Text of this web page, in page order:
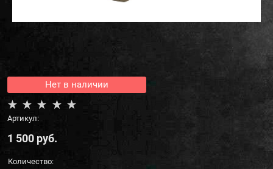
Нет в наличии
Артикул:
1 500 руб.
Количество: